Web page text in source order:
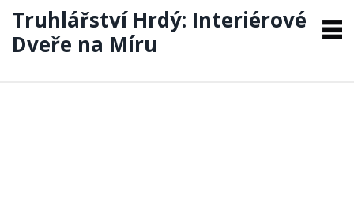
Truhlářství Hrdý: Interiérové
Dveře na Míru